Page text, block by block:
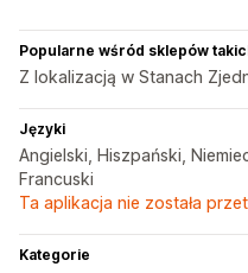
Popularne wśród sklepów
Z lokalizacją w Stanach
Języki
Angielski, Hiszpański,
Francuski
Ta aplikacja nie została
Kategorie